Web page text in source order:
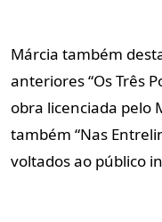
Márcia também
anteriores “Os Três
obra licenciada pelo
também “Nas
voltados ao público